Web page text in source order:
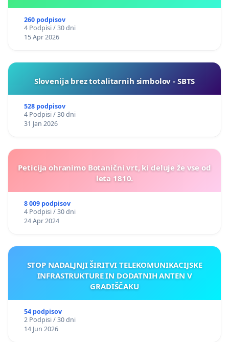
260 podpisov
4 Podpisi / 30 dni
15 Apr 2026
Slovenija brez totalitarnih simbolov - SBTS
528 podpisov
4 Podpisi / 30 dni
31 Jan 2026
Peticija ohranimo Botanični vrt, ki deluje že vse od
leta 1810.
8 009 podpisov
4 Podpisi / 30 dni
24 Apr 2024
STOP NADALJNJI ŠIRITVI TELEKOMUNIKACIJSKE
INFRASTRUKTURE IN DODATNIH ANTEN V
GRADIŠČAKU
54 podpisov
2 Podpisi / 30 dni
14 Jun 2026